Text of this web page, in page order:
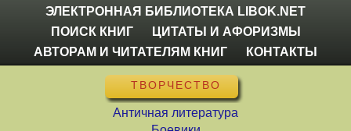
ЭЛЕКТРОННАЯ БИБЛИОТЕКА LIBOK.NET
ПОИСК КНИГ
ЦИТАТЫ И АФОРИЗМЫ
АВТОРАМ И ЧИТАТЕЛЯМ КНИГ
КОНТАКТЫ
ТВОРЧЕСТВО
Античная литература